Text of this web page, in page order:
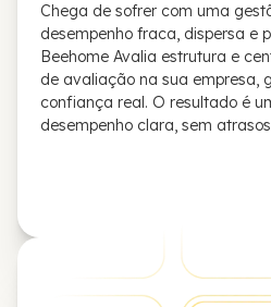
Chega de sofrer com uma
desempenho fraca, dispersa e
Beehome Avalia estrutura e
de avaliação na sua empresa,
confiança real. O resultado é
desempenho clara, sem